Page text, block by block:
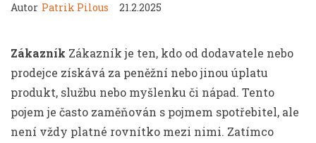
Autor Patrik Pilous 21.2.2025
Zákazník Zákazník je ten, kdo od dodavatele nebo
prodejce získává za peněžní nebo jinou úplatu
produkt, službu nebo myšlenku či nápad. Tento
pojem je často zaměňován s pojmem spotřebitel, ale
není vždy platné rovnítko mezi nimi. Zatímco